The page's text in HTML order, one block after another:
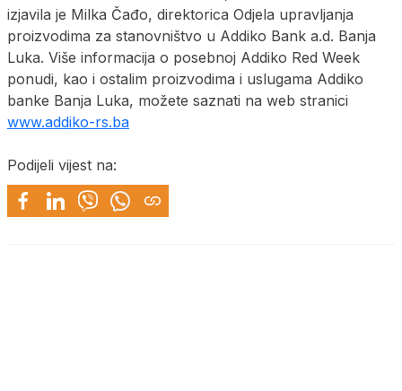
izjavila je Milka Čađo, direktorica Odjela upravljanja
proizvodima za stanovništvo u Addiko Bank a.d. Banja
Luka. Više informacija o posebnoj Addiko Red Week
ponudi, kao i ostalim proizvodima i uslugama Addiko
banke Banja Luka, možete saznati na web stranici
www.addiko-rs.ba
Podijeli vijest na: